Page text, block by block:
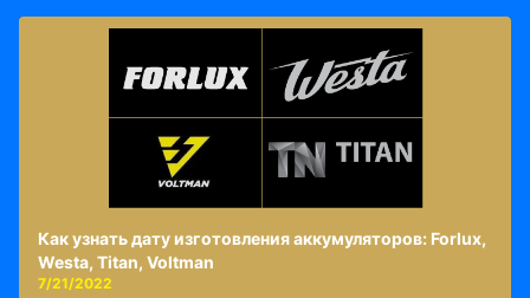
Как узнать дату изготовления аккумуляторов: Forlux,
Westa, Titan, Voltman
7/21/2022